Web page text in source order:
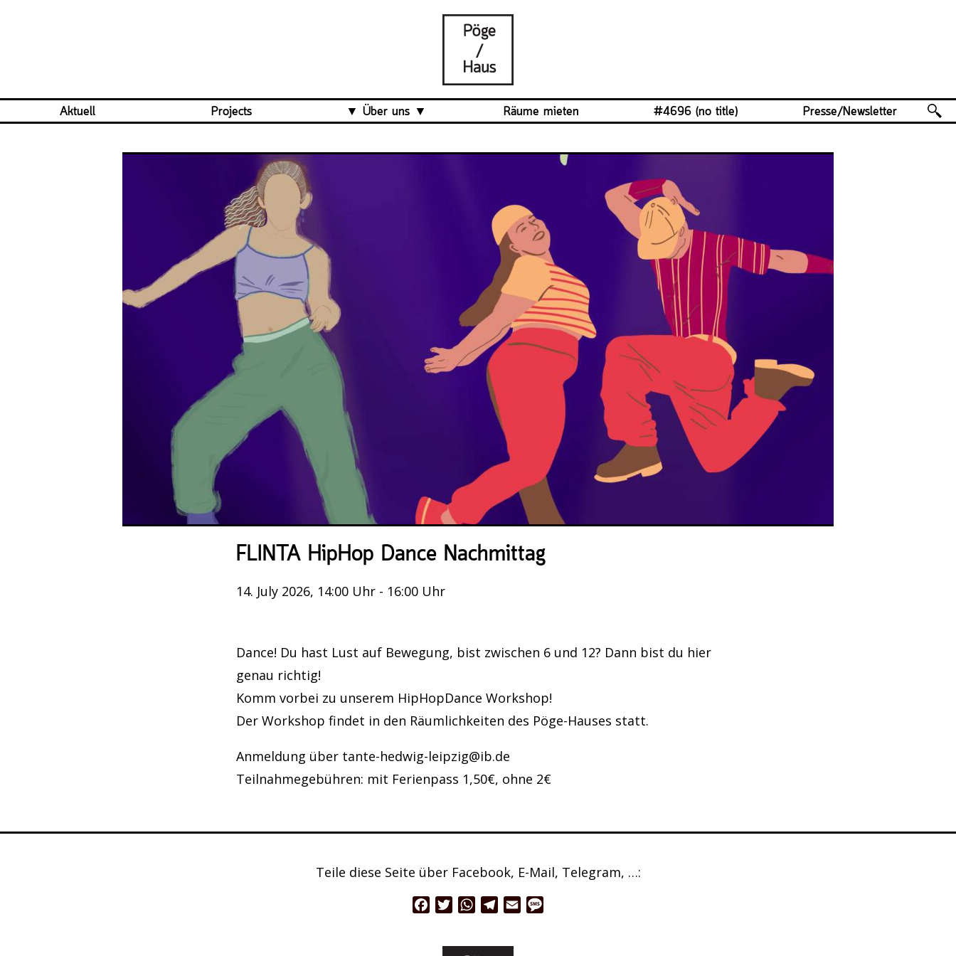
Aktuell Projects
Über uns
Räume mieten #4696 (no title) Presse/Newsletter
FLINTA HipHop Dance Nachmittag
14. July 2026, 14:00 Uhr - 16:00 Uhr
Dance! Du hast Lust auf Bewegung, bist zwischen 6 und 12? Dann bist du hier
genau richtig!
Komm vorbei zu unserem HipHopDance Workshop!
Der Workshop findet in den Räumlichkeiten des Pöge-Hauses statt.
Anmeldung über tante-hedwig-leipzig@ib.de
Teilnahmegebühren: mit Ferienpass 1,50€, ohne 2€
Teile diese Seite über Facebook, E-Mail, Telegram, …:
FacebookTwitterWhatsApp
Telegram
Email